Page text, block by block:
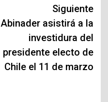
Siguiente
Abinader asistirá a la
investidura del
presidente electo de
Chile el 11 de marzo